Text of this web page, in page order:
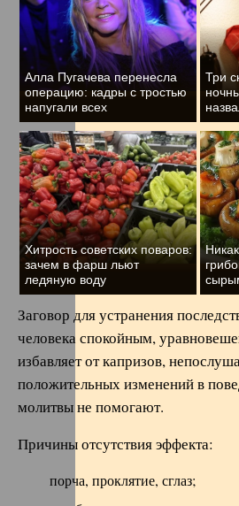
Алла Пугачева перенесла
операцию: кадры с тростью
напугали всех
Три
Хитрость советских поваров:
зачем в фарш льют
ледяную воду
Заговор для устранения
человека спокойным,
избавляет от капризов,
положительных изменений в
молитвы не помогают.
Причины отсутствия эффекта:
порча, проклятие, сглаз;